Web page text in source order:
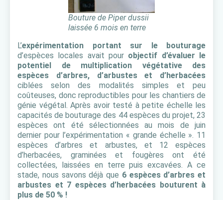
Bouture de Piper dussii
laissée 6 mois en terre
L’expérimentation portant sur le bouturage
d’espèces locales avait pour objectif d’évaluer le
potentiel de multiplication végétative des
espèces d’arbres, d’arbustes et d’herbacées
ciblées selon des modalités simples et peu
coûteuses, donc reproductibles pour les chantiers de
génie végétal. Après avoir testé à petite échelle les
capacités de bouturage des 44 espèces du projet, 23
espèces ont été sélectionnées au mois de juin
dernier pour l’expérimentation « grande échelle ». 11
espèces d’arbres et arbustes, et 12 espèces
d’herbacées, graminées et fougères ont été
collectées, laissées en terre puis excavées. A ce
stade, nous savons déjà que 6 espèces d’arbres et
arbustes et 7 espèces d’herbacées bouturent à
plus de 50 % !